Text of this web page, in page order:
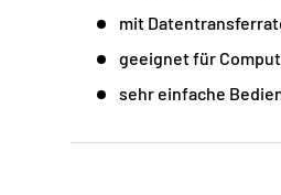
mit
geeignet für
sehr einfache